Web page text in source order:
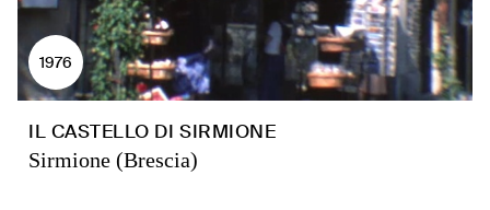
1976
IL CASTELLO DI SIRMIONE
Sirmione (Brescia)